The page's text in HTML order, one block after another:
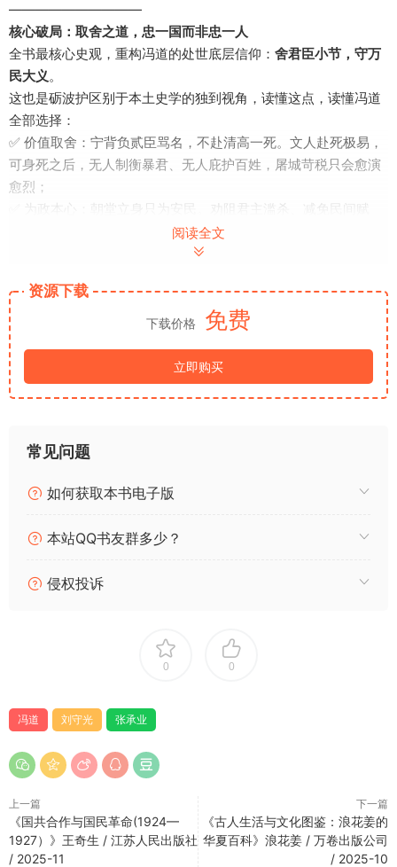
——————————
核心破局：取舍之道，忠一国而非忠一人
全书最核心史观，重构冯道的处世底层信仰： 舍君臣小节，守万
民大义。
这也是砺波护区别于本土史学的独到视角，读懂这点，读懂冯道
全部选择：
✅ 价值取舍：宁背负贰臣骂名，不赴清高一死。文人赴死极易，
可身死之后，无人制衡暴君、无人庇护百姓，屠城苛税只会愈演
愈烈；
✅ 为政本心：朝堂立身只为安民。劝阻君主滥杀、减免民间赋
税、保全中原文脉、周旋契丹保全汉地百姓，数次以一己之力，
权、不树敌，身居相位一生清白，所有隐忍浮沉，只为守住一方
民生安稳。
君王是过客，百姓是根本，王朝可更迭，苍生不可弃
道一生的理想。
——————————
大众误以为他贪图荣华、自得官位、恬不知耻，乱世之中乐享安
砺波护考据正本清源：长乐取自籍贯长乐县，并非自得安乐。晚
世，能力有限，只能勉强护佑百姓苟活，无法实现天下太平。
军阀之间，夹缝自保、负重行善，每一步都是煎熬，每一次改仕
灰度史观：不洗白、不神化、平视乱世人性
不美化冯道：坦然承认他妥协退让、顺势依附、放弃气节的选
不妖魔冯道：厘清时代前置困境，乱世无两全之法，死节成全个
打破非忠即奸的扁平史观：冯道不是圣人，也不是小人，只是乱
世里，选择负重救人的清醒士大夫。
——————————
阅读全文
资源下载
下载价格 免费
立即购买
常见问题
如何获取本书电子版
本站QQ书友群多少？
侵权投诉
0 0
冯道 刘守光 张承业
上一篇
《国共合作与国民革命(1924—
1927）》王奇生 / 江苏人民出版社
/ 2025-11
下一篇
《古人生活与文化图鉴：浪花姜的
华夏百科》浪花姜 / 万卷出版公司
/ 2025-10